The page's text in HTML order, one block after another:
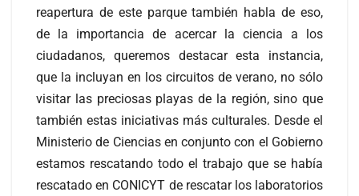
reapertura de este parque también habla de eso,
de la importancia de acercar la ciencia a los
ciudadanos, queremos destacar esta instancia,
que la incluyan en los circuitos de verano, no sólo
visitar las preciosas playas de la región, sino que
también estas iniciativas más culturales. Desde el
Ministerio de Ciencias en conjunto con el Gobierno
estamos rescatando todo el trabajo que se había
rescatado en CONICYT de rescatar los laboratorios